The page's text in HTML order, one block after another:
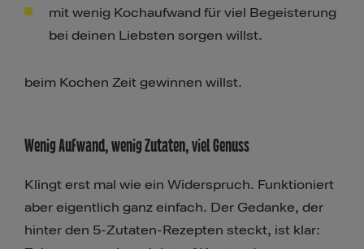
mit wenig Kochaufwand für viel Begeisterung
bei deinen Liebsten sorgen willst.
beim Kochen Zeit gewinnen willst.
Wenig Aufwand, wenig Zutaten, viel Genuss
Klingt erst mal wie ein Widerspruch. Funktioniert
aber eigentlich ganz einfach. Der Gedanke, der
hinter den 5-Zutaten-Rezepten steckt, ist klar: